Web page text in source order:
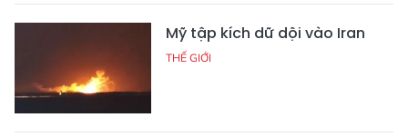
Mỹ tập kích dữ dội vào Iran
THẾ GIỚI